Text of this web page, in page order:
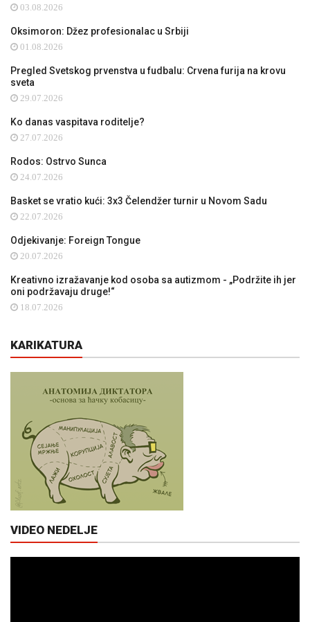
03.08.2026
Oksimoron: Džez profesionalac u Srbiji
01.08.2026
Pregled Svetskog prvenstva u fudbalu: Crvena furija na krovu
sveta
29.07.2026
Ko danas vaspitava roditelje?
27.07.2026
Rodos: Ostrvo Sunca
24.07.2026
Basket se vratio kući: 3x3 Čelendžer turnir u Novom Sadu
22.07.2026
Odjekivanje: Foreign Tongue
20.07.2026
Kreativno izražavanje kod osoba sa autizmom - „Podržite ih jer
oni podržavaju druge!“
18.07.2026
KARIKATURA
VIDEO NEDELJE